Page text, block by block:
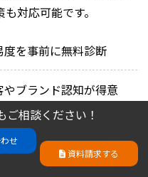
相談ください！
せ 資料請求する
対応可能です。
を事前に無料診断
ブランド認知が得意
績
相談ください！
せ
資料請求する